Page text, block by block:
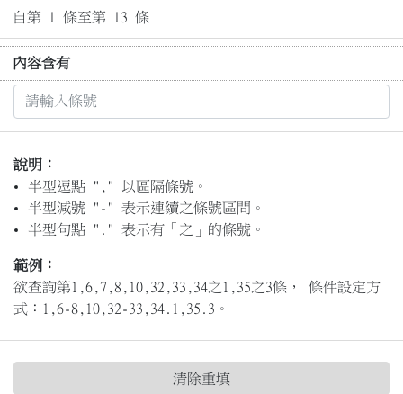
自第 1 條至第 13 條
內容含有
說明：
半型逗點 "," 以區隔條號。
半型減號 "-" 表示連續之條號區間。
半型句點 "." 表示有「之」的條號。
範例：
欲查詢第1,6,7,8,10,32,33,34之1,35之3條， 條件設定方
式：1,6-8,10,32-33,34.1,35.3。
清除重填